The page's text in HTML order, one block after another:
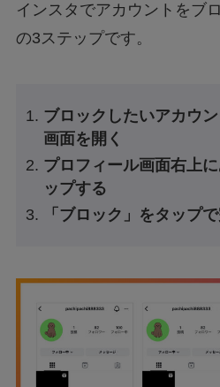
インスタでアカウントをブ
の3ステップです。
ブロックしたいアカウ
画面を開く
プロフィール画面右上
ップする
「ブロック」をタップ